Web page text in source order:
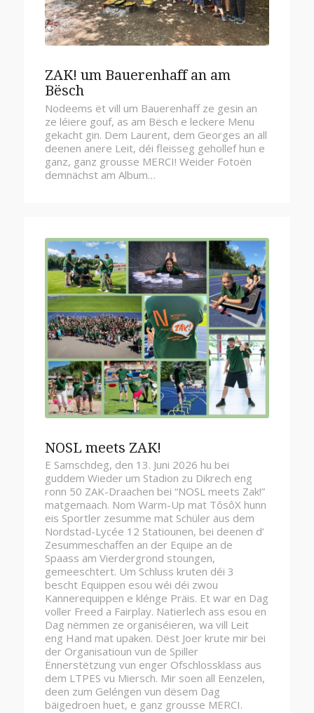
ZAK! um Bauerenhaff an am
Bësch
Nodeems ët vill um Bauerenhaff ze gesin an
ze léiere gouf, as am Bësch e leckere Menu
gekacht gin. Dem Laurent, dem Georges an all
deenen anere Leit, déi fleisseg gehollef hun e
ganz, ganz grousse MERCI! Weider Fotoën
demnächst am Album…
NOSL meets ZAK!
E Samschdeg, den 13. Juni 2026 hu bei
guddem Wieder um Stadion zu Dikrech eng
ronn 50 ZAK-Draachen bei “NOSL meets Zak!”
matgemaach. Nom Warm-Up mat TôsôX hunn
eis Sportler zesumme mat Schüler aus dem
Nordstad-Lycée 12 Statiounen, bei deenen d’
Zesummeschaffen an der Equipe an de
Spaass am Vierdergrond stoungen,
gemeeschtert. Um Schluss kruten déi 3
bescht Equippen esou wéi déi zwou
Kannerequippen e klénge Präis. Et war en Dag
voller Freed a Fairplay. Natierlech ass esou en
Dag nëmmen ze organiséieren, wa vill Leit
eng Hand mat upaken. Dëst Joer krute mir bei
der Organisatioun vun de Spiller
Ënnerstëtzung vun enger Ofschlossklass aus
dem LTPES vu Miersch. Mir soen all Eenzelen,
deen zum Geléngen vun dësem Dag
bäigedroen huet, e ganz grousse MERCI.